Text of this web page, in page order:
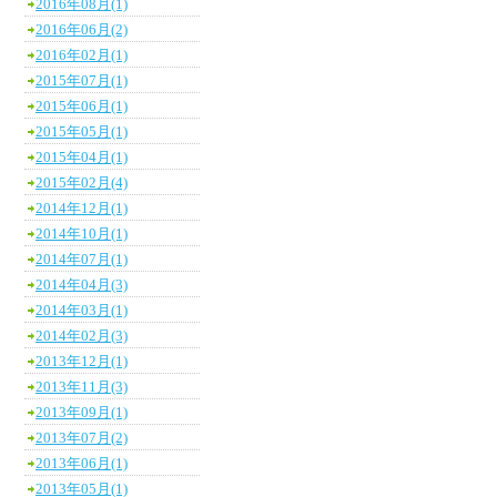
2016年08月(1)
2016年06月(2)
2016年02月(1)
2015年07月(1)
2015年06月(1)
2015年05月(1)
2015年04月(1)
2015年02月(4)
2014年12月(1)
2014年10月(1)
2014年07月(1)
2014年04月(3)
2014年03月(1)
2014年02月(3)
2013年12月(1)
2013年11月(3)
2013年09月(1)
2013年07月(2)
2013年06月(1)
2013年05月(1)